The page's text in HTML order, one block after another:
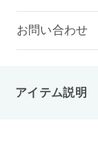
お問い合わせ
アイテム説明